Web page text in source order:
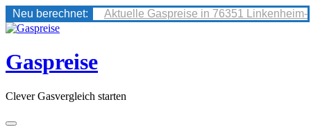
Neu berechnet:
Aktuelle Gaspreise in 76351 Linkenheim-
Skip
content
Gaspreise
Clever Gasvergleich starten